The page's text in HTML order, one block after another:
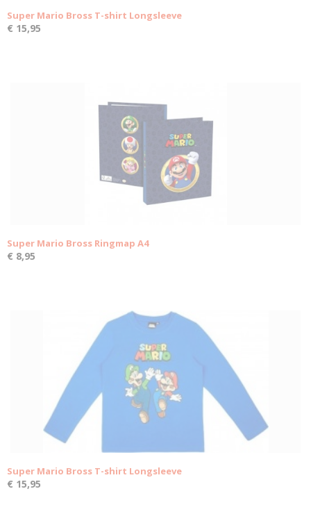
Super Mario Bross T-shirt Longsleeve
€ 15,95
Super Mario Bross Ringmap A4
€ 8,95
Super Mario Bross T-shirt Longsleeve
€ 15,95